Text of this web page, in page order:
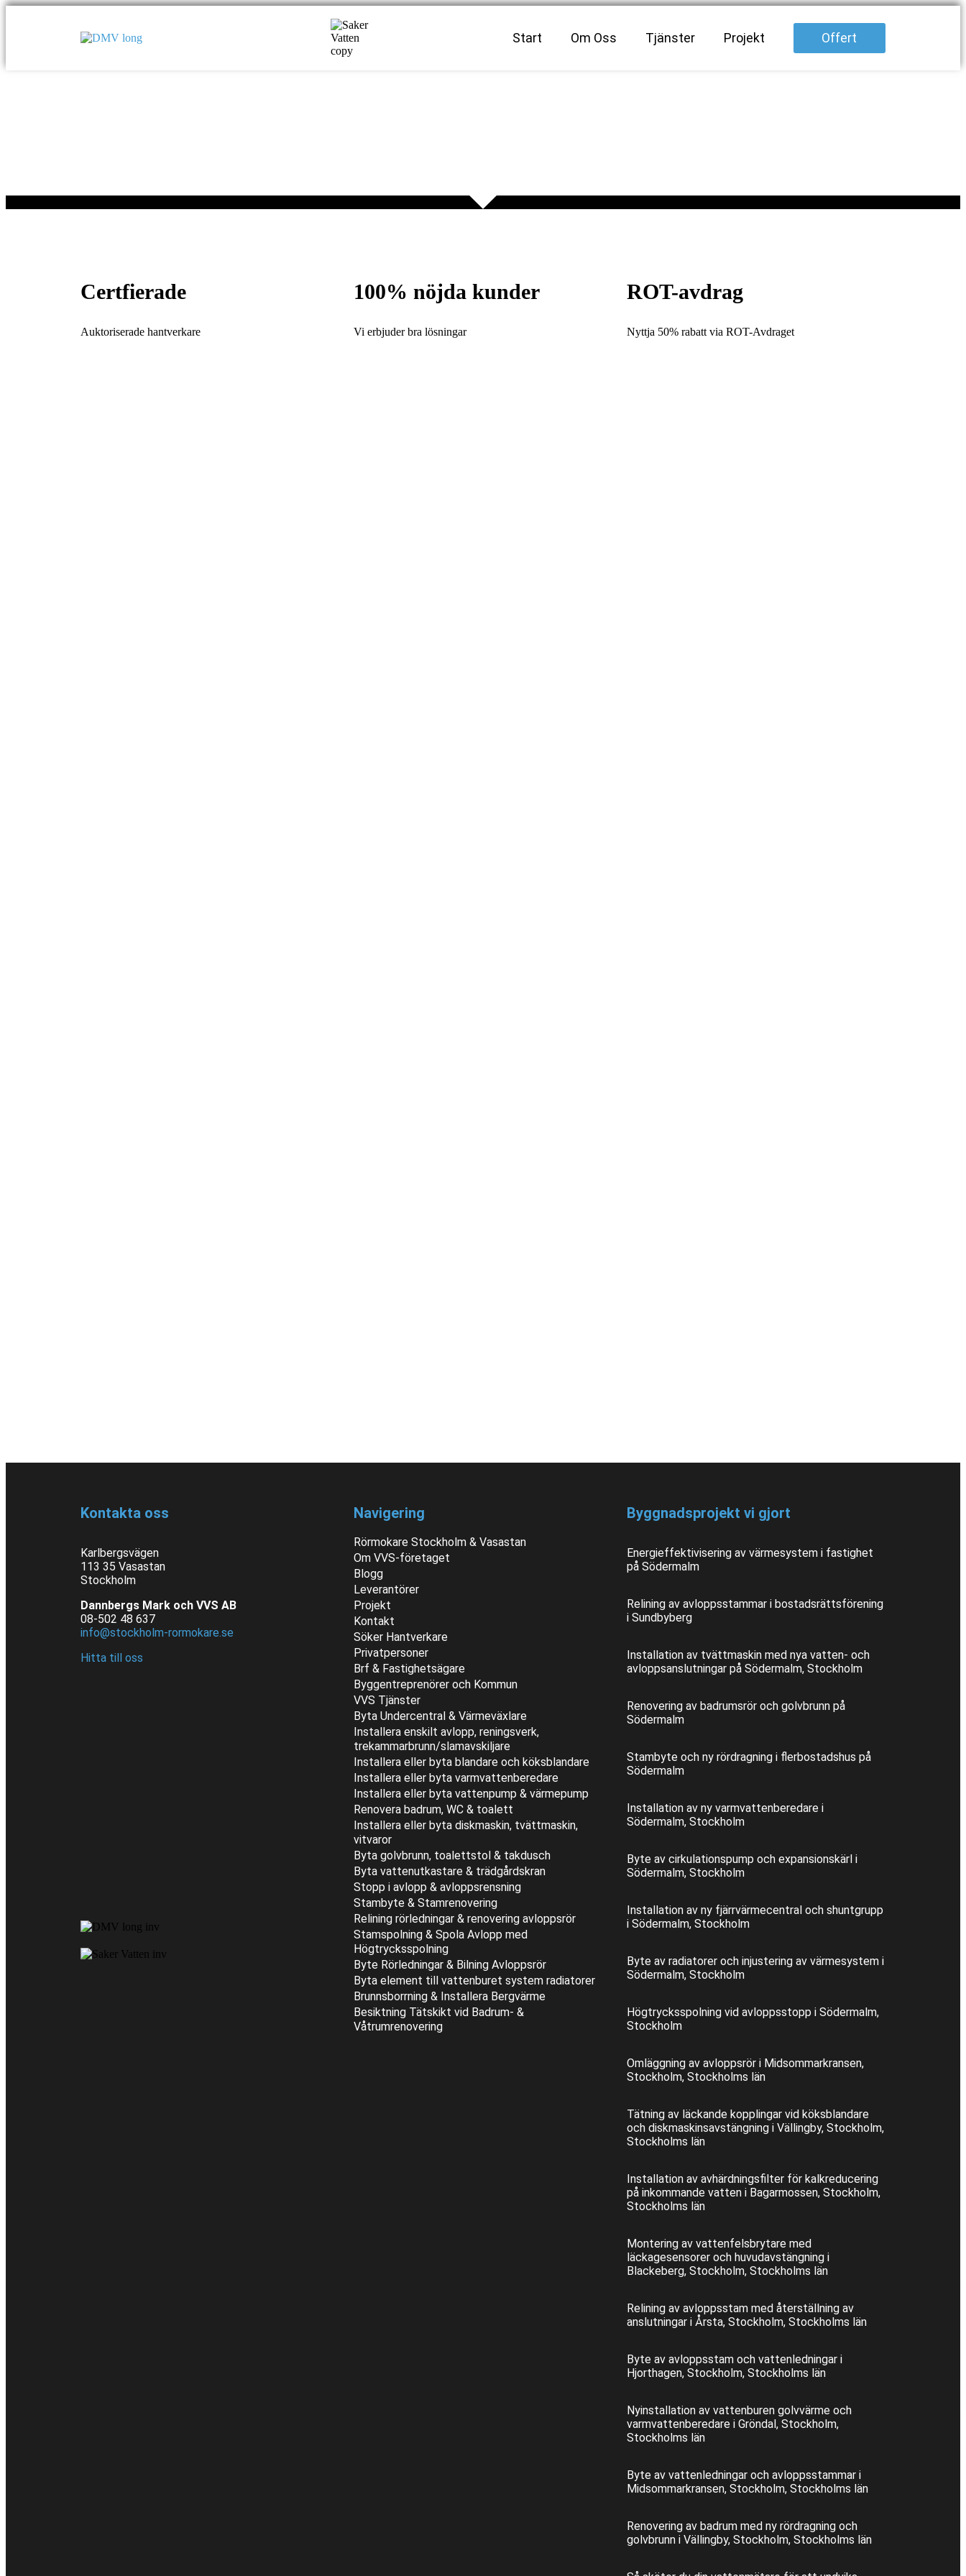
Start Om Oss Tjänster Projekt Offert
Certfierade
Auktoriserade hantverkare
100% nöjda kunder
Vi erbjuder bra lösningar
ROT-avdrag
Nyttja 50% rabatt via ROT-Avdraget
Kontakta oss
Karlbergsvägen
113 35 Vasastan
Stockholm
Dannbergs Mark och VVS AB
08-502 48 637
info@stockholm-rormokare.se
Hitta till oss
Navigering
Rörmokare Stockholm & Vasastan
Om VVS-företaget
Blogg
Leverantörer
Projekt
Kontakt
Söker Hantverkare
Privatpersoner
Brf & Fastighetsägare
Byggentreprenörer och Kommun
VVS Tjänster
Byta Undercentral & Värmeväxlare
Installera enskilt avlopp, reningsverk,
trekammarbrunn/slamavskiljare
Installera eller byta blandare och köksblandare
Installera eller byta varmvattenberedare
Installera eller byta vattenpump & värmepump
Renovera badrum, WC & toalett
Installera eller byta diskmaskin, tvättmaskin,
vitvaror
Byta golvbrunn, toalettstol & takdusch
Byta vattenutkastare & trädgårdskran
Stopp i avlopp & avloppsrensning
Stambyte & Stamrenovering
Relining rörledningar & renovering avloppsrör
Stamspolning & Spola Avlopp med
Högtrycksspolning
Byte Rörledningar & Bilning Avloppsrör
Byta element till vattenburet system radiatorer
Brunnsborrning & Installera Bergvärme
Besiktning Tätskikt vid Badrum- &
Våtrumrenovering
Byggnadsprojekt vi gjort
Energieffektivisering av värmesystem i fastighet
på Södermalm
Relining av avloppsstammar i bostadsrättsförening
i Sundbyberg
Installation av tvättmaskin med nya vatten- och
avloppsanslutningar på Södermalm, Stockholm
Renovering av badrumsrör och golvbrunn på
Södermalm
Stambyte och ny rördragning i flerbostadshus på
Södermalm
Installation av ny varmvattenberedare i
Södermalm, Stockholm
Byte av cirkulationspump och expansionskärl i
Södermalm, Stockholm
Installation av ny fjärrvärmecentral och shuntgrupp
i Södermalm, Stockholm
Byte av radiatorer och injustering av värmesystem i
Södermalm, Stockholm
Högtrycksspolning vid avloppsstopp i Södermalm,
Stockholm
Omläggning av avloppsrör i Midsommarkransen,
Stockholm, Stockholms län
Tätning av läckande kopplingar vid köksblandare
och diskmaskinsavstängning i Vällingby, Stockholm,
Stockholms län
Installation av avhärdningsfilter för kalkreducering
på inkommande vatten i Bagarmossen, Stockholm,
Stockholms län
Montering av vattenfelsbrytare med
läckagesensorer och huvudavstängning i
Blackeberg, Stockholm, Stockholms län
Relining av avloppsstam med återställning av
anslutningar i Årsta, Stockholm, Stockholms län
Byte av avloppsstam och vattenledningar i
Hjorthagen, Stockholm, Stockholms län
Nyinstallation av vattenburen golvvärme och
varmvattenberedare i Gröndal, Stockholm,
Stockholms län
Byte av vattenledningar och avloppsstammar i
Midsommarkransen, Stockholm, Stockholms län
Renovering av badrum med ny rördragning och
golvbrunn i Vällingby, Stockholm, Stockholms län